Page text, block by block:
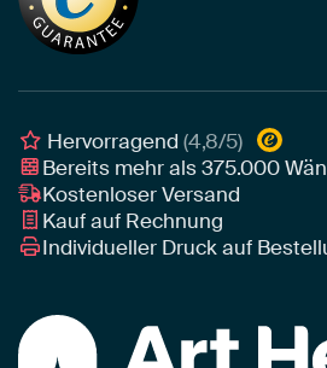
Leinwand
Leinwand für draußen
Tipps von unseren Botschaftern
Individuelle Einrichtungsberatung
Botschafter
Awards und Preise
Art Heroes App
Hervorragend(4,8/5)
Bereits mehr als375.000
Kostenloser Versand
Kauf auf Rechnung
Individueller Druck auf